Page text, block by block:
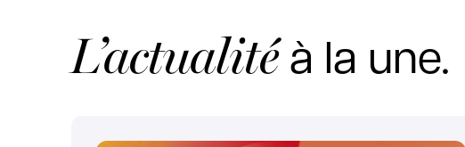
L’actualitéà la une.